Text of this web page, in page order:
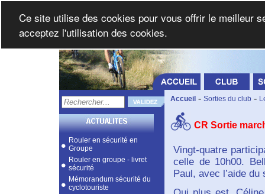
Rouler en sécurité en
Groupe
Rouler en groupe - livret
sécurité
Mémorandum sécurité du
cyclotouriste
Accueil - Sorties du club -
CR Sortie
Vingt-quatre
celle de 10h00.
Paul, avec l’aide
Ce site utilise des cookies pour vous offrir le meilleur
acceptez l'utilisation des cookies.